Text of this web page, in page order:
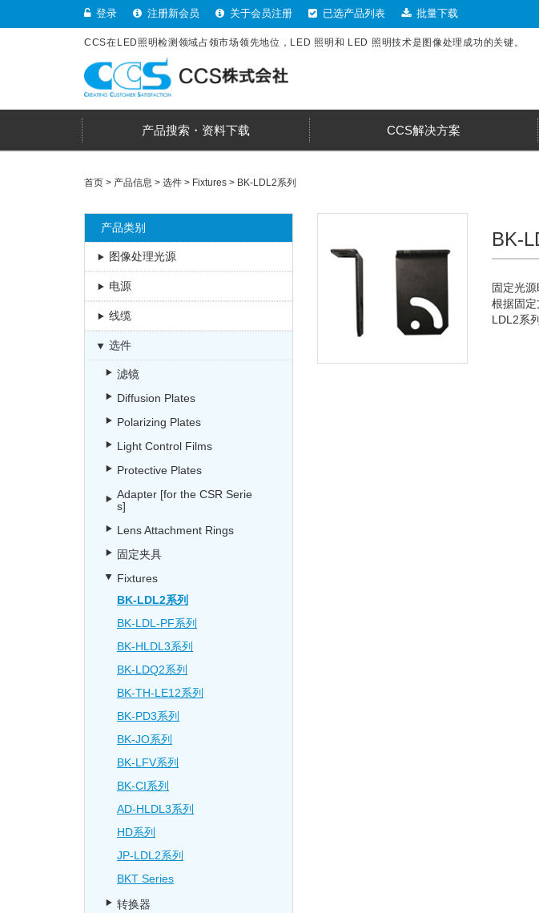
登录 注册新会员 关于会员注册 已选产品列表 批量下载
CCS在LED照明检测领域占领市场领先地位，LED 照明和 LED 照明技术是图像处理成功的关键。
产品搜索・资料下载 CCS解决方案
首页 > 产品信息 > 选件 > Fixtures > BK-LDL2系列
BK-
固定光
根据固定
LDL2系
产品类别
图像处理光源
电源
线缆
选件
滤镜
Diffusion Plates
Polarizing Plates
Light Control Films
Protective Plates
Adapter [for the CSR Serie
s]
Lens Attachment Rings
固定夹具
Fixtures
BK-LDL2系列
BK-LDL-PF系列
BK-HLDL3系列
BK-LDQ2系列
BK-TH-LE12系列
BK-PD3系列
BK-JO系列
BK-LFV系列
BK-CI系列
AD-HLDL3系列
HD系列
JP-LDL2系列
BKT Series
转换器